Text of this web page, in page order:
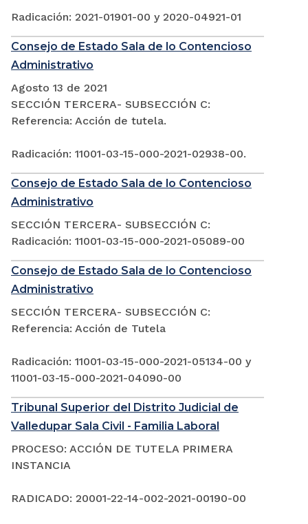
Radicación: 2021-01901-00 y 2020-04921-01
Consejo de Estado Sala de lo Contencioso
Administrativo
Agosto 13 de 2021
SECCIÓN TERCERA- SUBSECCIÓN C:
Referencia: Acción de tutela.
Radicación: 11001-03-15-000-2021-02938-00.
Consejo de Estado Sala de lo Contencioso
Administrativo
SECCIÓN TERCERA- SUBSECCIÓN C:
Radicación: 11001-03-15-000-2021-05089-00
Consejo de Estado Sala de lo Contencioso
Administrativo
SECCIÓN TERCERA- SUBSECCIÓN C:
Referencia: Acción de Tutela
Radicación: 11001-03-15-000-2021-05134-00 y
11001-03-15-000-2021-04090-00
Tribunal Superior del Distrito Judicial de
Valledupar Sala Civil - Familia Laboral
PROCESO: ACCIÓN DE TUTELA PRIMERA
INSTANCIA
RADICADO: 20001-22-14-002-2021-00190-00